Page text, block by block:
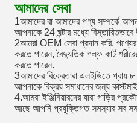
আমাদের সেবা
1আমাদের বা আমাদের পণ্য সম্পর্কে
আপনাকে 24 ঘন্টার মধ্যে
2আমরা OEM সেবা প্রদান করি.
করতে পারেন, বৈদ্যুতিক গল্ফ কার্ট
করতে পারেন.
3আমাদের বিক্রেতারা এলইডিতে প্রায়
আপনাকে বিক্রয় সমাধানের জন্য
4.আমরা ইঞ্জিনিয়ারদের যারা গাড়ির
আছে আপনি প্রযুক্তিগত সমস্যার সব